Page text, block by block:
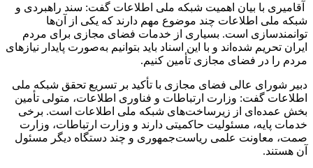
آقامیری با بیان اهمیت شبکه ملی اطلاعات گفت: سند راهبردی و
شبکه ملی اطلاعات چند موضوع مهم دارند که یکی از آن‌ها
توانمندسازی است. بسیاری از خدمات فضای مجازی برای مردم
ایران تحریم شده‌اند و با این اسناد باید بتوانیم به‌صورت پایدار نیازهای
مردم را در فضای مجازی تأمین کنیم.
دبیر شورای عالی فضای مجازی با تأکید بر تسریع تحقق شبکه ملی
اطلاعات گفت: وزارت ارتباطات و فناوری اطلاعات، متولی تأمین
بخش عمده‌ای از زیرساخت‌های شبکه ملی اطلاعات است. برخی
خدمات پایه، مسئولیت حاکمیتی دارند و وزارت ارتباطات، وزارت
صمت، معاونت علمی ریاست‌جمهوری و چند دستگاه دیگر مسئول
آن هستند.